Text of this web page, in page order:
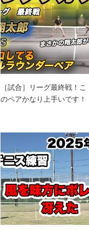
［試合］リーグ最終戦！こ
のペアかなり上手いです！